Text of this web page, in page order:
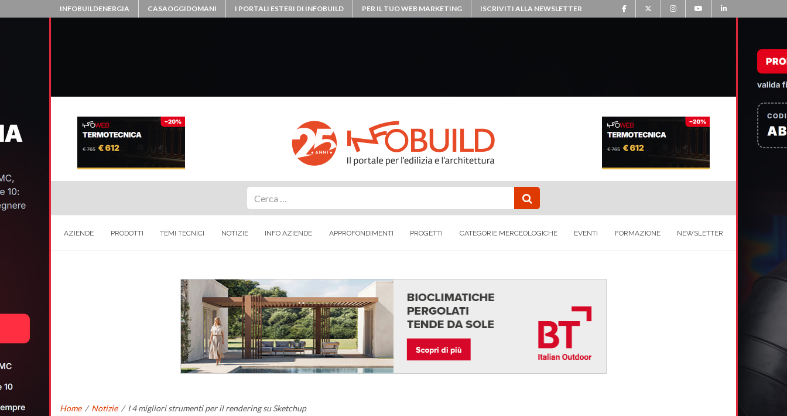
INFOBUILDENERGIA CASAOGGIDOMANI I PORTALI ESTERI DI INFOBUILD PER IL TUO WEB MARKETING ISCRIVITI ALLA NEWSLETTER
AZIENDE PRODOTTI TEMI TECNICI NOTIZIE INFO AZIENDE APPROFONDIMENTI PROGETTI CATEGORIE MERCEOLOGICHE EVENTI FORMAZIONE NEWSLETTER
Home / Notizie / I 4 migliori strumenti per il rendering su Sketchup